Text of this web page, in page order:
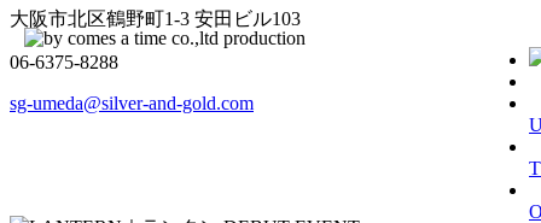
T
大阪市北区鶴野町1-3 安田ビル103
06-6375-8288
sg-umeda@silver-and-gold.com